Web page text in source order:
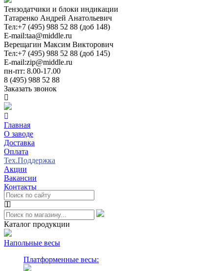
Тензодатчики и блоки индикации
Татаренко Андрей Анатольевич
Тел:+7 (495) 988 52 88 (доб 148)
E-mail:taa@middle.ru
Верещагин Максим Викторович
Тел:+7 (495) 988 52 88 (доб 145)
E-mail:zip@middle.ru
пн-пт: 8.00-17.00
8 (495) 988 52 88
Заказать звонок
Главная
О заводе
Доставка
Оплата
Тех.Поддержка
Акции
Вакансии
Контакты
Каталог продукции
Напольные весы
Платформенные весы: